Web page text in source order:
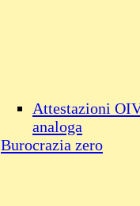
Attestazioni
analoga
Burocrazia zero